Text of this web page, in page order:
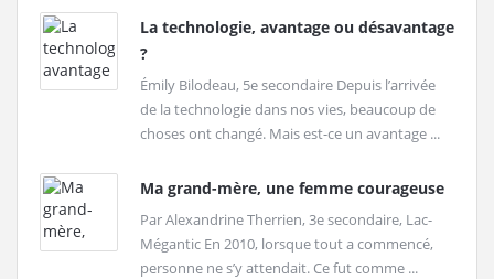
La technologie, avantage ou désavantage
?
Émily Bilodeau, 5e secondaire Depuis l’arrivée
de la technologie dans nos vies, beaucoup de
choses ont changé. Mais est-ce un avantage ...
Ma grand-mère, une femme courageuse
Par Alexandrine Therrien, 3e secondaire, Lac-
Mégantic En 2010, lorsque tout a commencé,
personne ne s’y attendait. Ce fut comme ...